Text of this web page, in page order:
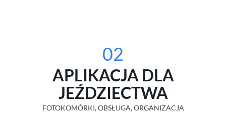
02
APLIKACJA DLA
JEŹDZIECTWA
FOTOKOMÓRKI, OBSŁUGA, ORGANIZACJA